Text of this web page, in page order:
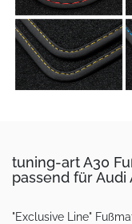
tuning-art A30
passend für Audi
"Exclusive Line"